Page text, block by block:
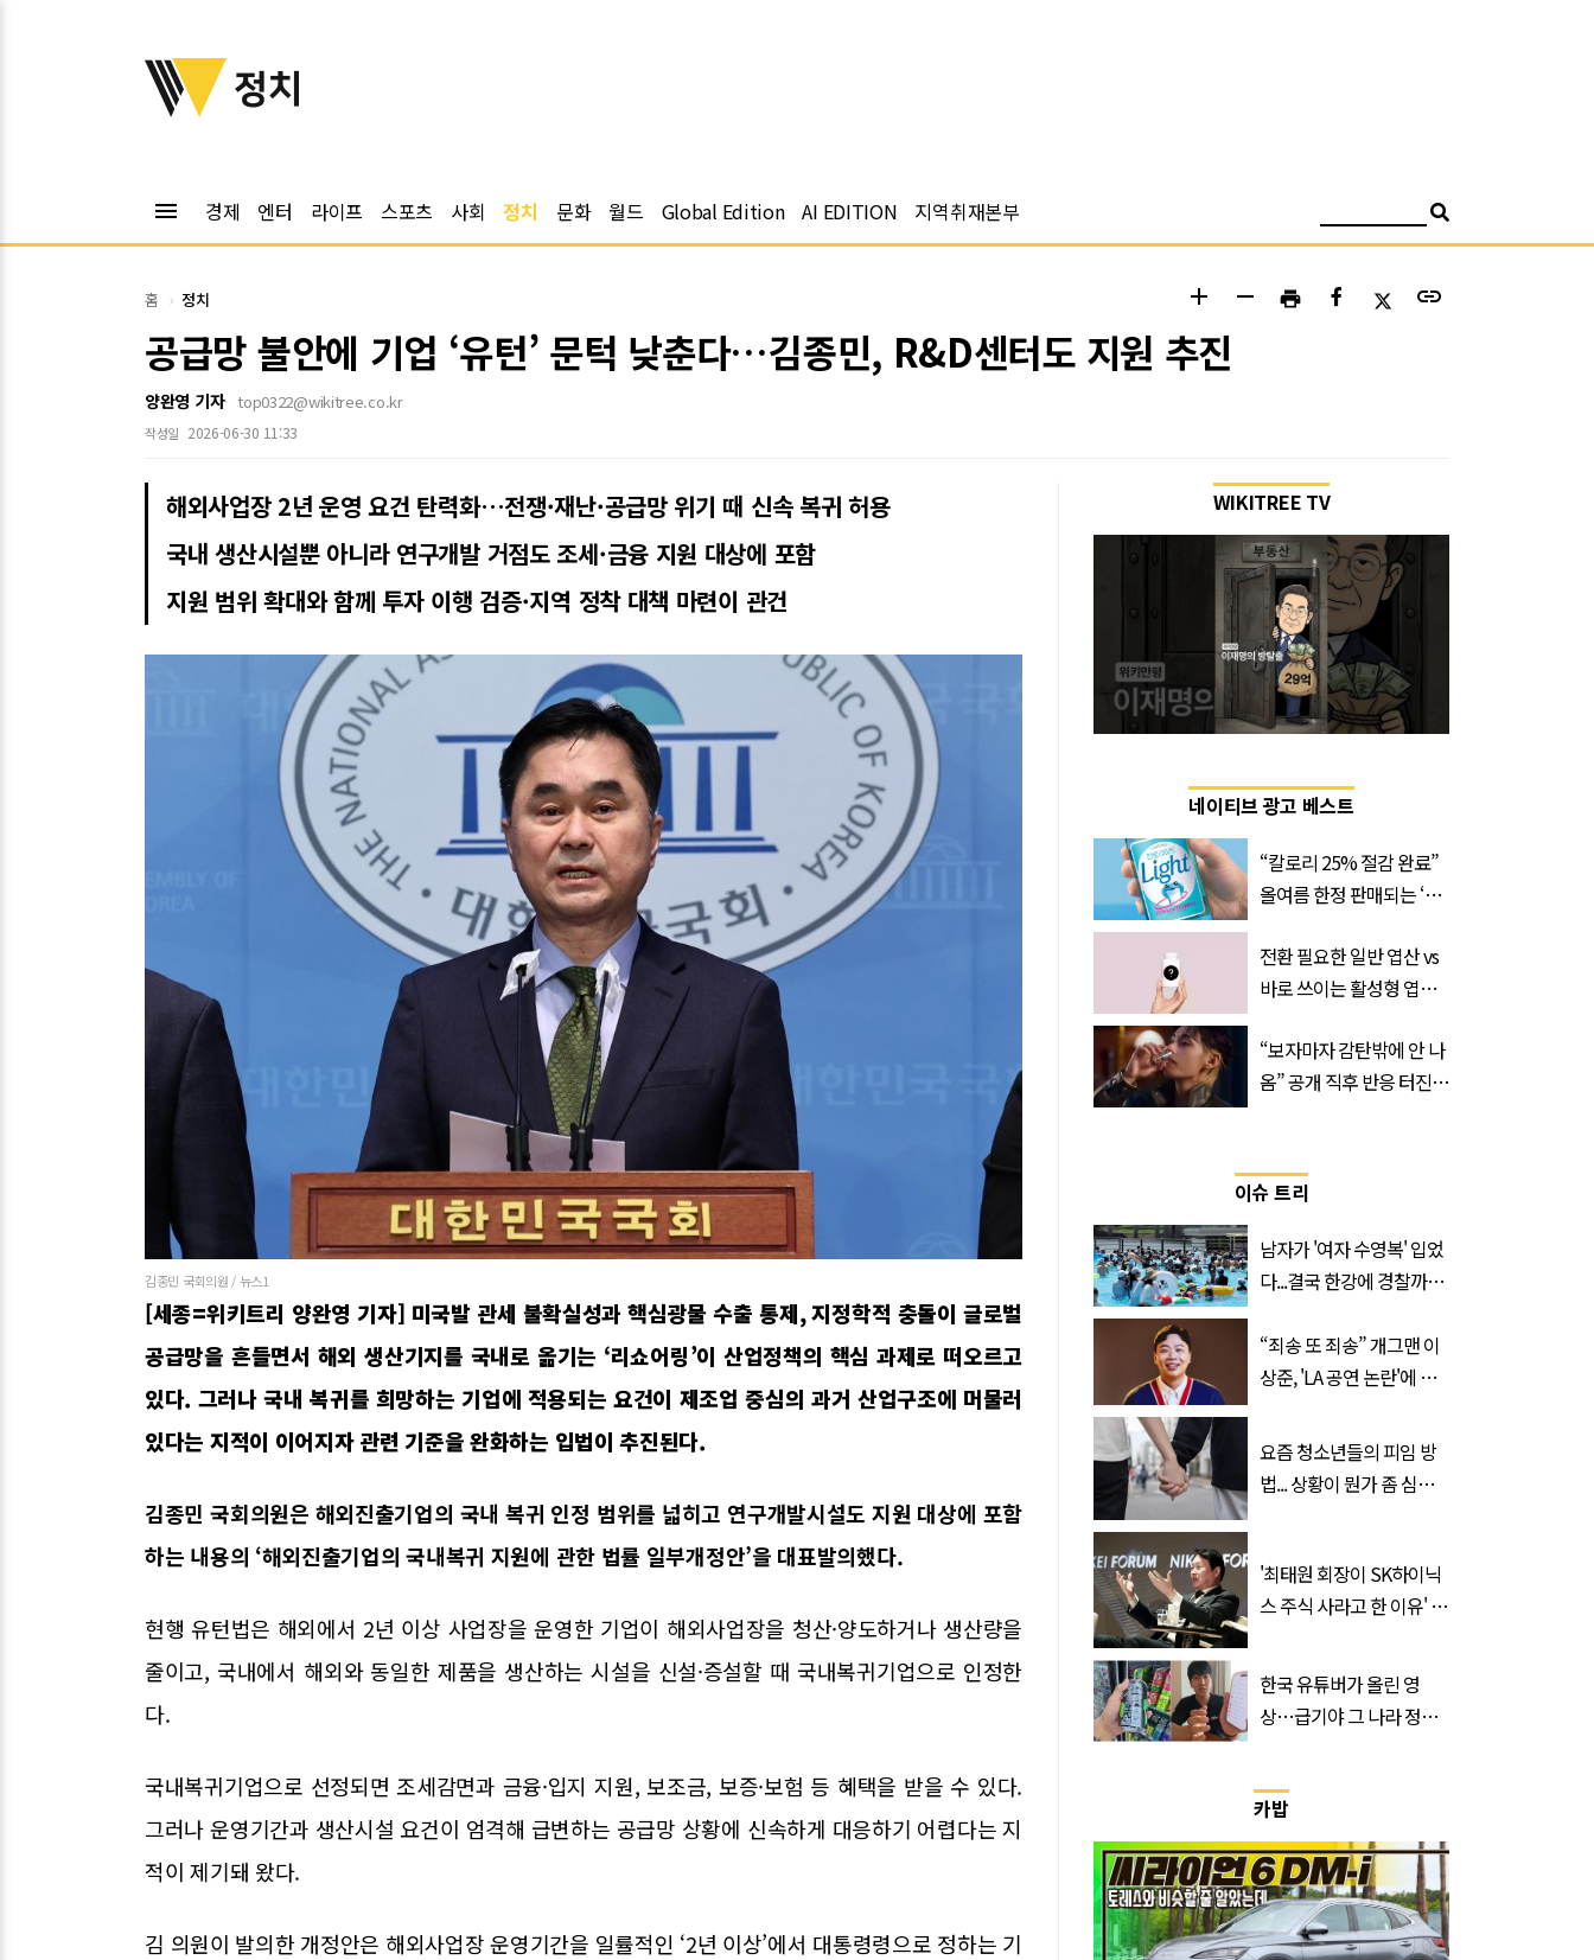
위키트리
정치
menu 경제 엔터 라이프 스포츠 사회 정치 문화 월드 Global Edition AI EDITION 지역취재본부
홈 정치 add remove print link
공급망 불안에 기업 ‘유턴’ 문턱 낮춘다…김종민, R&D센터도 지원 추진
양완영 기자 top0322@wikitree.co.kr
작성일 2026-06-30 11:33
해외사업장 2년 운영 요건 탄력화…전쟁·재난·공급망 위기 때 신속 복귀 허용
국내 생산시설뿐 아니라 연구개발 거점도 조세·금융 지원 대상에 포함
지원 범위 확대와 함께 투자 이행 검증·지역 정착 대책 마련이 관건
김종민 국회의원 / 뉴스1
[세종=위키트리 양완영 기자] 미국발 관세 불확실성과 핵심광물 수출 통제, 지정학적 충돌이 글로벌
공급망을 흔들면서 해외 생산기지를 국내로 옮기는 ‘리쇼어링’이 산업정책의 핵심 과제로 떠오르고
있다. 그러나 국내 복귀를 희망하는 기업에 적용되는 요건이 제조업 중심의 과거 산업구조에 머물러
있다는 지적이 이어지자 관련 기준을 완화하는 입법이 추진된다.
김종민 국회의원은 해외진출기업의 국내 복귀 인정 범위를 넓히고 연구개발시설도 지원 대상에 포함
하는 내용의 ‘해외진출기업의 국내복귀 지원에 관한 법률 일부개정안’을 대표발의했다.
현행 유턴법은 해외에서 2년 이상 사업장을 운영한 기업이 해외사업장을 청산·양도하거나 생산량을
줄이고, 국내에서 해외와 동일한 제품을 생산하는 시설을 신설·증설할 때 국내복귀기업으로 인정한
다.
국내복귀기업으로 선정되면 조세감면과 금융·입지 지원, 보조금, 보증·보험 등 혜택을 받을 수 있다.
그러나 운영기간과 생산시설 요건이 엄격해 급변하는 공급망 상황에 신속하게 대응하기 어렵다는 지
적이 제기돼 왔다.
김 의원이 발의한 개정안은 해외사업장 운영기간을 일률적인 ‘2년 이상’에서 대통령령으로 정하는 기
WIKITREE TV
네이티브 광고 베스트
“칼로리 25% 절감 완료”
올여름 한정 판매되는 ‘최
전환 필요한 일반 엽산 vs
바로 쓰이는 활성형 엽
‘Quatrefolic®’ 주목
“보자마자 감탄밖에 안 나
옴” 공개 직후 반응 터진
이슈 트리
남자가 '여자 수영복' 입었
다...결국 한강에 경찰까지
“죄송 또 죄송” 개그맨 이
상준, 'LA 공연 논란'에 고
요즘 청소년들의 피임 방
법... 상황이 뭔가 좀 심각
'최태원 회장이 SK하이닉
스 주식 사라고 한 이유' 글
한국 유튜버가 올린 영
상…급기야 그 나라 정부
카밥